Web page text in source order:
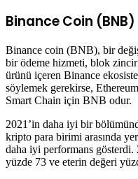
Binance Coin (BNB)
Binance coin (BNB), bir
bir ödeme hizmeti, blok
ürünü içeren Binance
söylemek gerekirse,
Smart Chain için BNB odur.
2021’in daha iyi bir
kripto para birimi arasında
daha iyi performans
yüzde 73 ve eterin değeri